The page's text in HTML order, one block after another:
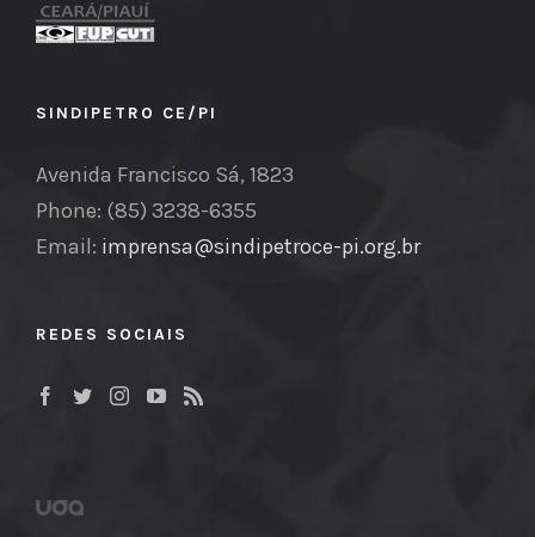
SINDIPETRO CE/PI
Avenida Francisco Sá, 1823
Phone: (85) 3238-6355
Email: imprensa@sindipetroce-pi.org.br
REDES SOCIAIS